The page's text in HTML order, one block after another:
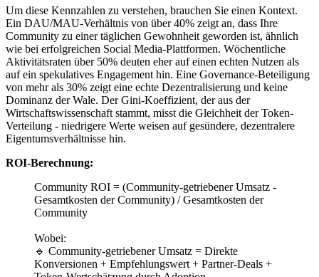
Um diese Kennzahlen zu verstehen, brauchen Sie einen Kontext.
Ein DAU/MAU-Verhältnis von über 40% zeigt an, dass Ihre
Community zu einer täglichen Gewohnheit geworden ist, ähnlich
wie bei erfolgreichen Social Media-Plattformen. Wöchentliche
Aktivitätsraten über 50% deuten eher auf einen echten Nutzen als
auf ein spekulatives Engagement hin. Eine Governance-Beteiligung
von mehr als 30% zeigt eine echte Dezentralisierung und keine
Dominanz der Wale. Der Gini-Koeffizient, der aus der
Wirtschaftswissenschaft stammt, misst die Gleichheit der Token-
Verteilung - niedrigere Werte weisen auf gesündere, dezentralere
Eigentumsverhältnisse hin.
ROI-Berechnung:
Community ROI = (Community-getriebener Umsatz -
Gesamtkosten der Community) / Gesamtkosten der
Community
Wobei:
🔹 Community-getriebener Umsatz = Direkte
Konversionen + Empfehlungswert + Partner-Deals +